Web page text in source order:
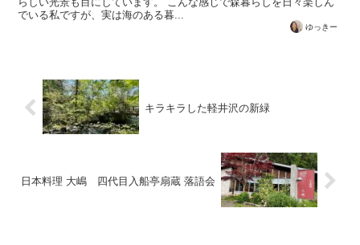
でいる私ですが、実は海のある暮...
ゆっきー
キラキラした軽井沢の新緑
日本料理 大嶋 四代目入船亭扇蔵 落語会